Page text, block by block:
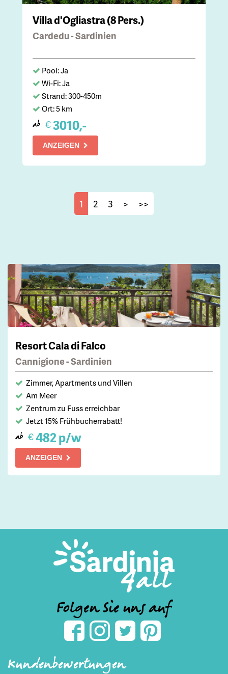
Villa d'Ogliastra (8 Pers.)
Cardedu - Sardinien
Pool: Ja
Wi-Fi: Ja
Strand: 300-450m
Ort: 5 km
ab €3010,-
ANZEIGEN
1 2 3 > >>
Resort Cala di Falco
Cannigione - Sardinien
Zimmer, Apartments und Villen
Am Meer
Zentrum zu Fuss erreichbar
Jetzt 15% Frühbucherrabatt!
ab €482 p/w
ANZEIGEN
Folgen Sie uns auf
Kundenbewertungen